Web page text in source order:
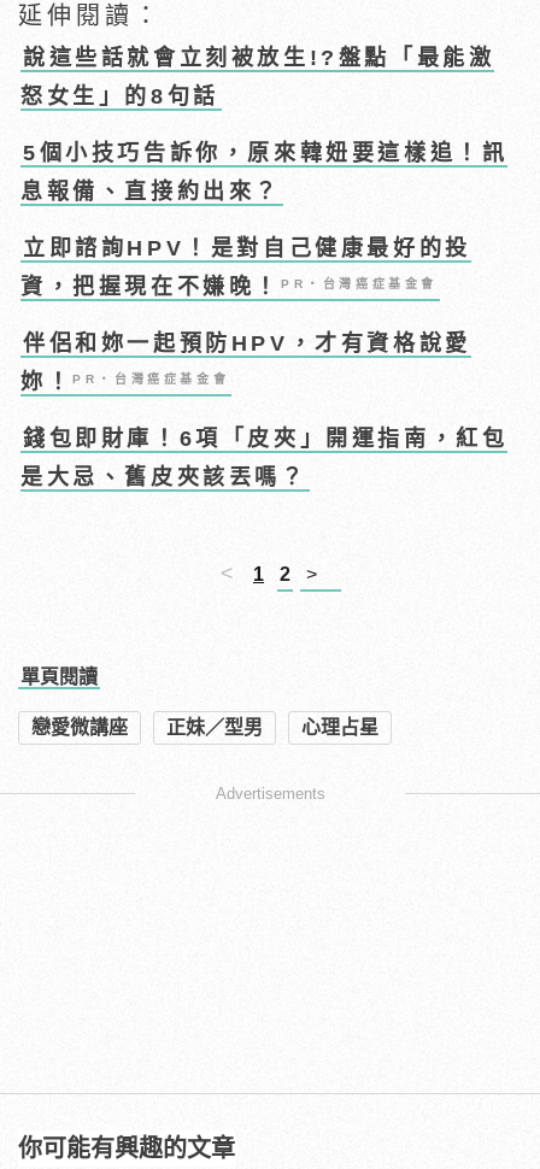
延伸閱讀：
說這些話就會立刻被放生!?盤點「最能激
怒女生」的8句話
5個小技巧告訴你，原來韓妞要這樣追！訊
息報備、直接約出來？
立即諮詢HPV！是對自己健康最好的投
資，把握現在不嫌晚！PR・台灣癌症基金會
伴侶和妳一起預防HPV，才有資格說愛
妳！PR・台灣癌症基金會
錢包即財庫！6項「皮夾」開運指南，紅包
是大忌、舊皮夾該丟嗎？
< 1 2 >
單頁閱讀
戀愛微講座 正妹／型男 心理占星
Advertisements
你可能有興趣的文章